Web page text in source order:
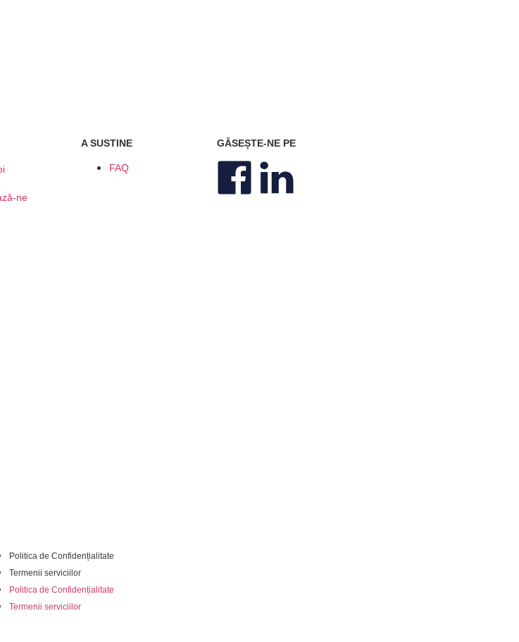
ne
A SUSTINE
FAQ
GĂSEȘTE-NE PE
Politica de Confidențialitate
Termenii serviciilor
Politica de Confidențialitate
Termenii serviciilor